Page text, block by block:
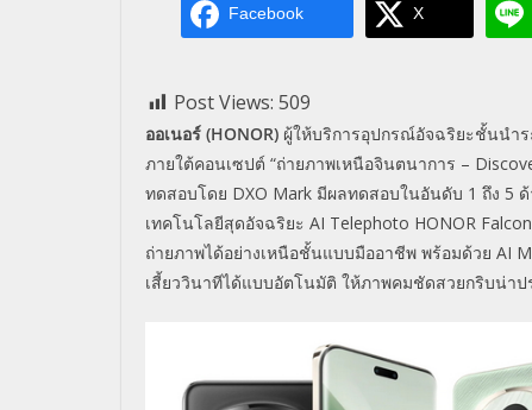
Facebook X
Post Views: 509
ออเนอร์ (HONOR) ผู้ให้บริการอุปกรณ์อัจฉริยะชั้นนำ
ภายใต้คอนเซปต์ “ถ่ายภาพเหนือจินตนาการ –
ทดสอบโดย DXO Mark มีผลทดสอบในอันดับ 1 ถึง 5
เทคโนโลยีสุดอัจฉริยะ AI Telephoto HONOR
ถ่ายภาพได้อย่างเหนือชั้นแบบมืออาชีพ พร้อมด้วย AI
เสี้ยววินาทีได้แบบอัตโนมัติ ให้ภาพคมชัดสวยกริบน่าป